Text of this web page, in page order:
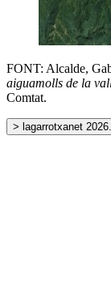
FONT: Alcalde,
aiguamolls de la
Comtat.
> lagarrotxanet